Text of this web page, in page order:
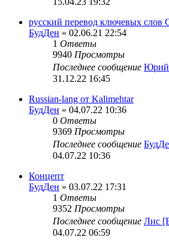
русский перевод ключевых слов
БудДен » 02.06.21 22:54
1 Ответы
9940 Просмотры
Последнее сообщение Юрий
31.12.22 16:45
Russian-lang от Kalimehtar
БудДен » 04.07.22 10:36
0 Ответы
9369 Просмотры
Последнее сообщение
04.07.22 10:36
Концепт
БудДен » 03.07.22 17:31
1 Ответы
9352 Просмотры
Последнее сообщение Лис
04.07.22 06:59